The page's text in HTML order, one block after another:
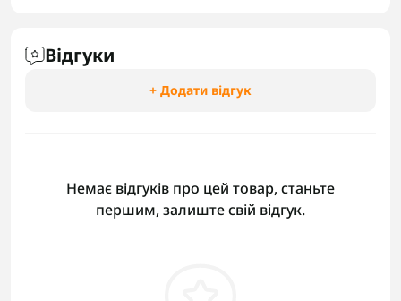
Відгуки
+ Додати відгук
Немає відгуків про цей товар, станьте
першим, залиште свій відгук.